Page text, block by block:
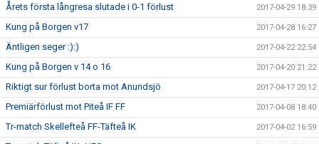
Årets första långresa slutade i 0-1 förlust 2017-04-29 18:39
Kung på Borgen v17 2017-04-28 16:27
Äntligen seger :):) 2017-04-22 22:54
Kung på Borgen v 14 o 16 2017-04-20 21:22
Riktigt sur förlust borta mot Anundsjö 2017-04-17 20:12
Premiärförlust mot Piteå IF FF 2017-04-08 18:40
Tr-match Skellefteå FF-Täfteå IK 2017-04-02 16:59